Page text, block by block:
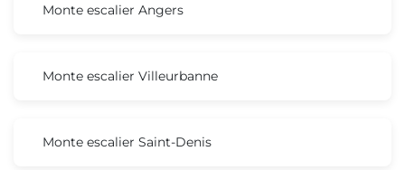
Monte escalier Angers
Monte escalier Villeurbanne
Monte escalier Saint-Denis